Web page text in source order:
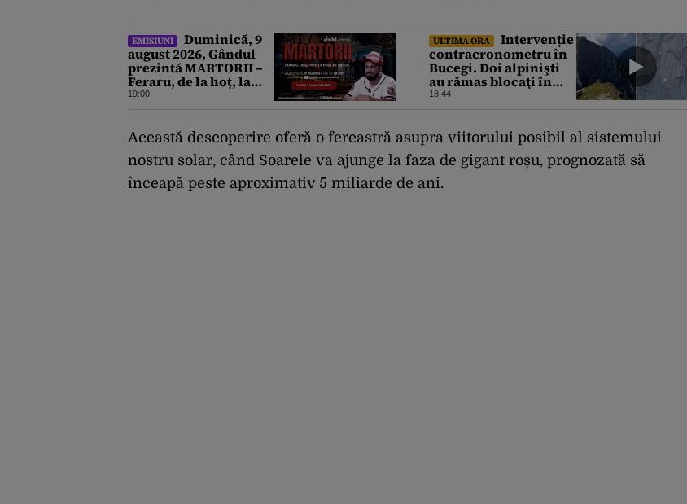
EMISIUNI
Duminică, 9
august 2026, Gândul
prezintă MARTORII –
Feraru, de la hoț, la
rege pe TikTok
19:00
ULTIMA ORĂ
Intervenție
contracronometru în
Bucegi. Doi alpinişti
au rămas blocaţi în
peretele Văii Albe
18:44
Această descoperire oferă o fereastră asupra viitorului posibil al sistemului
nostru solar, când Soarele va ajunge la faza de gigant roșu, prognozată să
înceapă peste aproximativ 5 miliarde de ani.